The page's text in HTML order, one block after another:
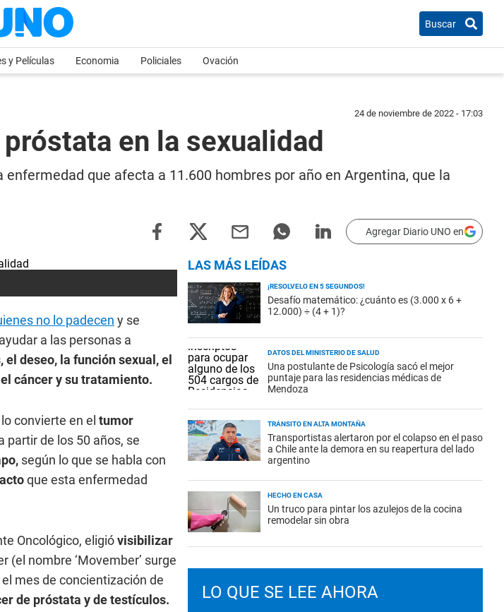
Buscar
y Películas Economia Policiales Ovación
24 de noviembre de 2022 - 17:03
en la sexualidad
que afecta a 11.600 hombres por año en Argentina, que la
Agregar Diario UNO en
no lo padecen y se
a las personas a
el deseo, la función sexual, el
cáncer y su tratamiento.
convierte en el tumor
partir de los 50 años, se
según lo que se habla con
que esta enfermedad
Oncológico, eligióvisibilizar
nombre ‘Movember’ surge
mes de concientización de
de próstata y de testículos.
LAS MÁS LEÍDAS
¡RESOLVELO EN 5 SEGUNDOS!
Desafío matemático: ¿cuánto es (3.000 x 6 +
12.000) ÷ (4 + 1)?
DATOS DEL MINISTERIO DE SALUD
Una postulante de Psicología sacó el mejor
puntaje para las residencias médicas de
Mendoza
TRÁNSITO EN ALTA MONTAÑA
Transportistas alertaron por el colapso en el paso
a Chile ante la demora en su reapertura del lado
argentino
HECHO EN CASA
Un truco para pintar los azulejos de la cocina
remodelar sin obra
LO QUE SE LEE AHORA